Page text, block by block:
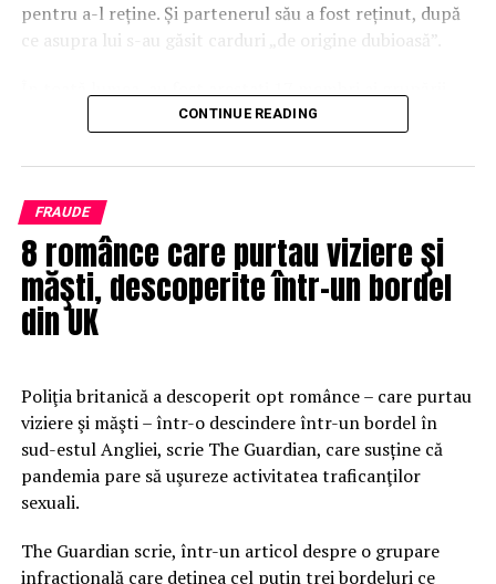
pentru a-l reține. Și partenerul său a fost reținut, după
ce asupra lui s-au găsit carduri „de origine dubioasă”.
iar încă doi se află în acest moment în libertate.
mașini și produse electronice pe care nu le aveau, iar
produsele nu au fost niciodată livrate. Se foloseau de
conturi fictive și emiteau facturi cu siglele unor
companii cunoscute. Banii obținuți erau apoi „spălați”
prin investiția în bitcoin și alte criptomonede.
Românul și-ar fi însușit peste 640.000 de dolari și a
Sursa: The Olive Press, Pro TV
CONTINUE READING
FRAUDE
8 românce care purtau viziere şi
măşti, descoperite într-un bordel
din UK
Poliţia britanică a descoperit opt românce – care purtau
viziere şi măşti – într-o descindere într-un bordel în
sud-estul Angliei, scrie The Guardian, care susține că
pandemia pare să uşureze activitatea traficanţilor
sexuali.
The Guardian scrie, într-un articol despre o grupare
infracţională care deţinea cel puţin trei bordeluri ce